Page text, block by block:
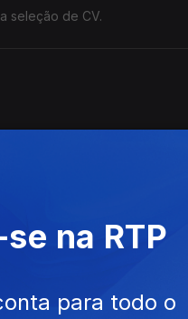
seleção de CV.
temporada
na RTP
para todo o